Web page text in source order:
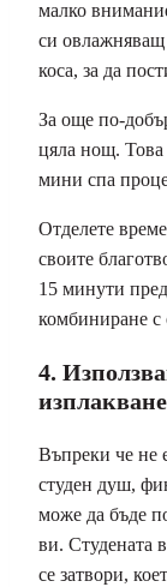
малко
си овлажняващ
коса, за да
За още по-
цяла нощ. Това
мини спа
Отделете
своите
15 минути
комбиниране
4.
изплакване
Въпреки че не
студен душ,
може да бъде
ви. Студената
се затвори,